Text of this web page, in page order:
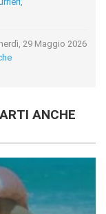
29 Maggio 2026
ANCHE